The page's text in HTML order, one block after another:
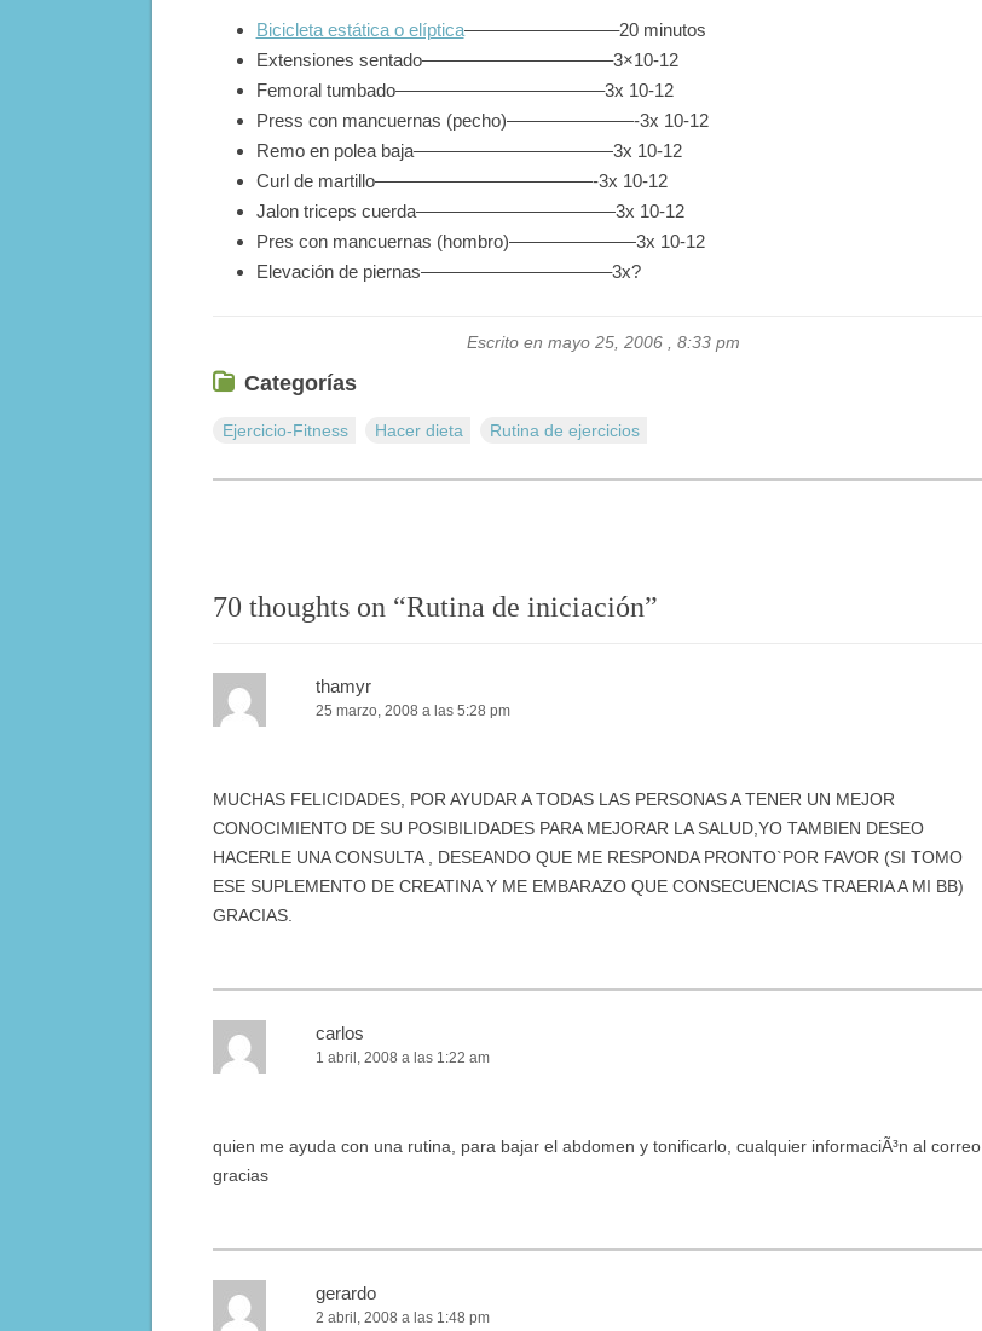
Bicicleta estática o elíptica————————–20 minutos
Extensiones sentado——————————–3×10-12
Femoral tumbado———————————–3x 10-12
Press con mancuernas (pecho)———————-3x 10-12
Remo en polea baja———————————3x 10-12
Curl de martillo————————————-3x 10-12
Jalon triceps cuerda———————————3x 10-12
Pres con mancuernas (hombro)———————3x 10-12
Elevación de piernas——————————–3x?
Escrito en mayo 25, 2006 , 8:33 pm
Categorías
Ejercicio-Fitness Hacer dieta Rutina de ejercicios
70 thoughts on “Rutina de iniciación”
thamyr
25 marzo, 2008 a las 5:28 pm
MUCHAS FELICIDADES, POR AYUDAR A TODAS LAS PERSONAS A TENER UN MEJOR
CONOCIMIENTO DE SU POSIBILIDADES PARA MEJORAR LA SALUD,YO TAMBIEN DESEO
HACERLE UNA CONSULTA , DESEANDO QUE ME RESPONDA PRONTO`POR FAVOR (SI TOMO
ESE SUPLEMENTO DE CREATINA Y ME EMBARAZO QUE CONSECUENCIAS TRAERIA A MI BB)
GRACIAS.
carlos
1 abril, 2008 a las 1:22 am
quien me ayuda con una rutina, para bajar el abdomen y tonificarlo, cualquier informaciÃ³n al correo,
gracias
gerardo
2 abril, 2008 a las 1:48 pm